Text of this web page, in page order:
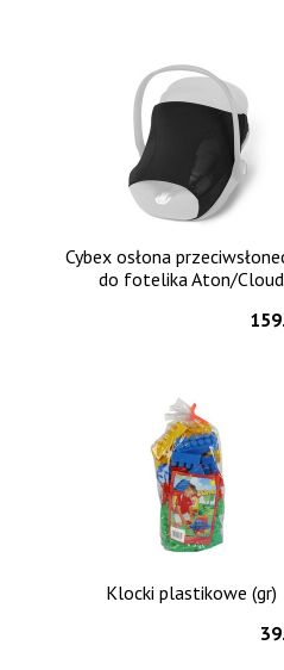
Cybex osłona
do fotelika Aton/Cloud
Klocki plastikowe (gr)